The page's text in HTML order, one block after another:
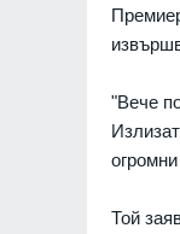
"Вече
Той